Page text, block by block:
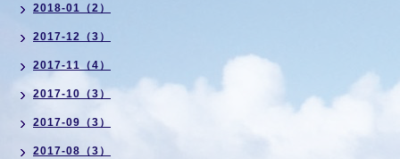
2018-01（2）
2017-12（3）
2017-11（4）
2017-10（3）
2017-09（3）
2017-08（3）